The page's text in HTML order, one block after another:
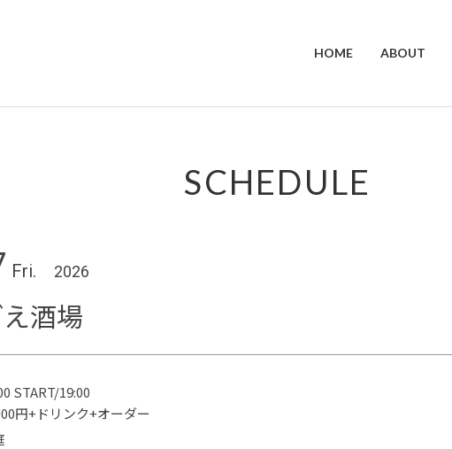
HOME ABOUT
SCHEDULE
Fri. 2026
酒場
START/19:00
円+ドリンク+オーダー